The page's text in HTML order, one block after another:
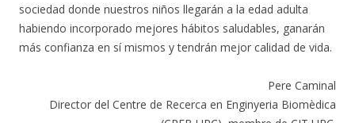
sociedad donde nuestros niños llegarán a la edad adulta
habiendo incorporado mejores hábitos saludables, ganarán
más confianza en sí mismos y tendrán mejor calidad de vida.
Pere Caminal
Director del Centre de Recerca en Enginyeria Biomèdica